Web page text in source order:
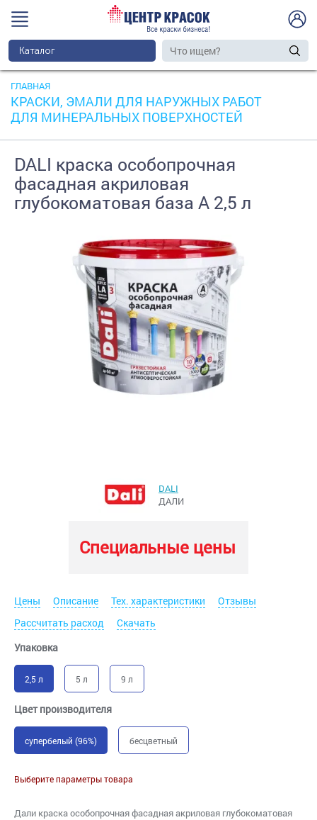
Каталог
ГЛАВНАЯ
КРАСКИ, ЭМАЛИ ДЛЯ НАРУЖНЫХ РАБОТ
ДЛЯ МИНЕРАЛЬНЫХ ПОВЕРХНОСТЕЙ
DALI краска особопрочная
фасадная акриловая
глубокоматовая база А 2,5 л
DALI
ДАЛИ
Специальные цены
Цены Описание Тех. характеристики
Отзывы
Рассчитать расход
Скачать
Упаковка
2,5 л 5 л 9 л
Цвет производителя
супербелый (96%) бесцветный
Выберите параметры товара
Дали краска особопрочная фасадная акриловая глубокоматовая